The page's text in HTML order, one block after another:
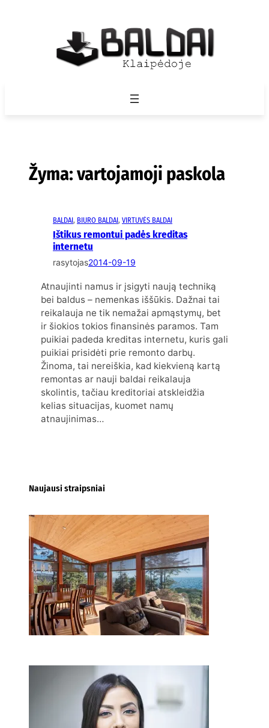
Žyma:vartojamoji paskola
BALDAI, BIURO BALDAI, VIRTUVĖS BALDAI
Ištikus remontui padės kreditas
internetu
rasytojas2014-09-19
Atnaujinti namus ir įsigyti naują techniką
bei baldus – nemenkas iššūkis. Dažnai tai
reikalauja ne tik nemažai apmąstymų, bet
ir šiokios tokios finansinės paramos. Tam
puikiai padeda kreditas internetu, kuris gali
puikiai prisidėti prie remonto darbų.
Žinoma, tai nereiškia, kad kiekvieną kartą
remontas ar nauji baldai reikalauja
skolintis, tačiau kreditoriai atskleidžia
kelias situacijas, kuomet namų
atnaujinimas…
Naujausi straipsniai
Kur nusipirkti medines
žaliuzes Klaipėdoje?
2026-08-01
Kaip miegamojo atmosfera
veikia odos senėjimą?
2026-06-01